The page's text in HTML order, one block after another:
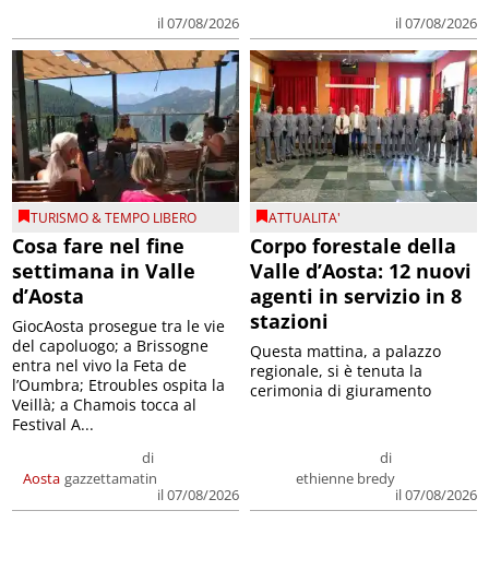
il 07/08/2026 il 07/08/2026
TURISMO & TEMPO LIBERO
Cosa fare nel fine
settimana in Valle
d’Aosta
Aosta
di
gazzettamatin
il 07/08/2026
GiocAosta prosegue tra le vie
del capoluogo; a Brissogne
entra nel vivo la Feta de
l’Oumbra; Etroubles ospita la
Veillà; a Chamois tocca al
Festival A...
ATTUALITA'
Corpo forestale della
Valle d’Aosta: 12 nuovi
agenti in servizio in 8
stazioni
di
ethienne bredy
il 07/08/2026
Questa mattina, a palazzo
regionale, si è tenuta la
cerimonia di giuramento